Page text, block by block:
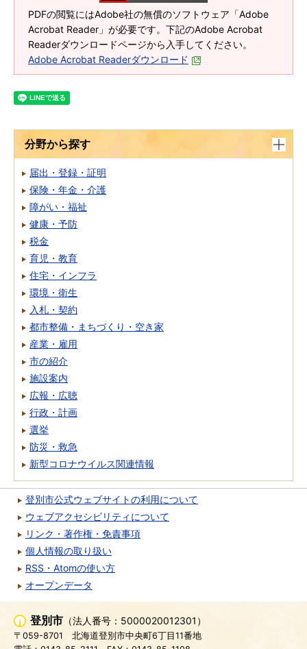
PDFの閲覧にはAdobe社の無償のソフトウェア「Adobe
Acrobat Reader」が必要です。下記のAdobe Acrobat
Readerダウンロードページから入手してください。
Adobe Acrobat Readerダウンロード
分野から探す
届出・登録・証明
保険・年金・介護
障がい・福祉
健康・予防
税金
育児・教育
住宅・インフラ
環境・衛生
入札・契約
都市整備・まちづくり・空き家
産業・雇用
市の紹介
施設案内
広報・広聴
行政・計画
選挙
防災・救急
新型コロナウイルス関連情報
登別市公式ウェブサイトの利用について
ウェブアクセシビリティについて
リンク・著作権・免責事項
個人情報の取り扱い
RSS・Atomの使い方
オープンデータ
登別市 （法人番号：5000020012301）
〒059-8701
北海道登別市中央町6丁目11番地